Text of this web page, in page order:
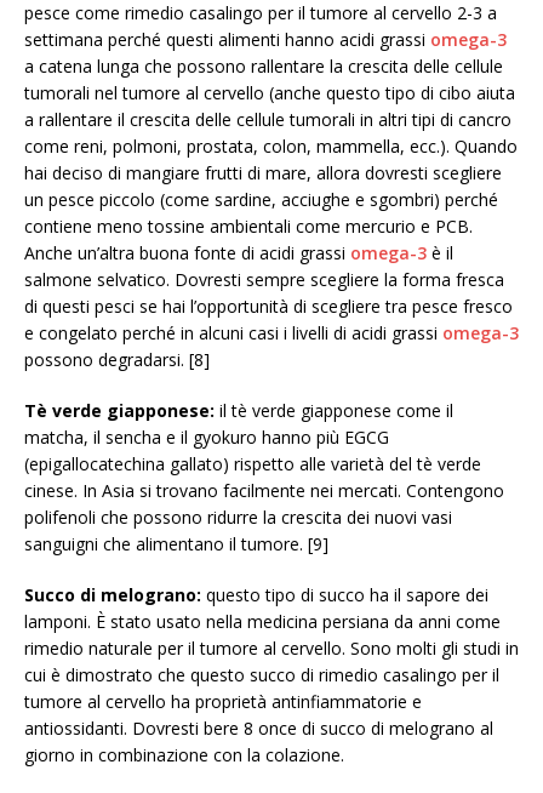
pesce come rimedio casalingo per il tumore al cervello 2-3 a
settimana perché questi alimenti hanno acidi grassi omega-3
a catena lunga che possono rallentare la crescita delle cellule
tumorali nel tumore al cervello (anche questo tipo di cibo aiuta
a rallentare il crescita delle cellule tumorali in altri tipi di cancro
come reni, polmoni, prostata, colon, mammella, ecc.). Quando
hai deciso di mangiare frutti di mare, allora dovresti scegliere
un pesce piccolo (come sardine, acciughe e sgombri) perché
contiene meno tossine ambientali come mercurio e PCB.
Anche un’altra buona fonte di acidi grassi omega-3 è il
salmone selvatico. Dovresti sempre scegliere la forma fresca
di questi pesci se hai l’opportunità di scegliere tra pesce fresco
e congelato perché in alcuni casi i livelli di acidi grassi omega-3
possono degradarsi. [8]
Tè verde giapponese: il tè verde giapponese come il
matcha, il sencha e il gyokuro hanno più EGCG
(epigallocatechina gallato) rispetto alle varietà del tè verde
cinese. In Asia si trovano facilmente nei mercati. Contengono
polifenoli che possono ridurre la crescita dei nuovi vasi
sanguigni che alimentano il tumore. [9]
Succo di melograno: questo tipo di succo ha il sapore dei
lamponi. È stato usato nella medicina persiana da anni come
rimedio naturale per il tumore al cervello. Sono molti gli studi in
cui è dimostrato che questo succo di rimedio casalingo per il
tumore al cervello ha proprietà antinfiammatorie e
antiossidanti. Dovresti bere 8 once di succo di melograno al
giorno in combinazione con la colazione.